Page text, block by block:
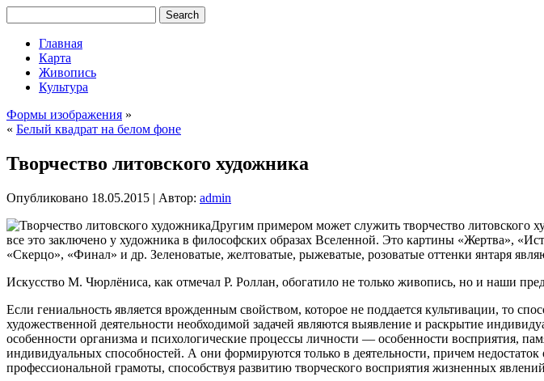
Главная
Карта
Живопись
Культура
Формы изображения »
« Белый квадрат на белом фоне
Творчество литовского художника
Опубликовано 18.05.2015 | Автор: admin
Другим примером может служить творчество
все это заключено у художника в философских образах Вселенной. Это картины «Жертва»,
«Скерцо», «Финал» и др. Зеленоватые, желтоватые, рыжеватые, розоватые оттенки янтаря
Искусство М. Чюрлёниса, как отмечал Р. Роллан, обогатило не только живопись, но и наши
Если гениальность является врожденным свойством, которое не поддается культивации, то
художественной деятельности необходимой задачей являются выявление и раскрытие
особенности организма и психологические процессы личности — особенности восприятия,
индивидуальных способностей. А они формируются только в деятельности, причем
профессиональной грамоты, способствуя развитию творческого восприятия жизненных